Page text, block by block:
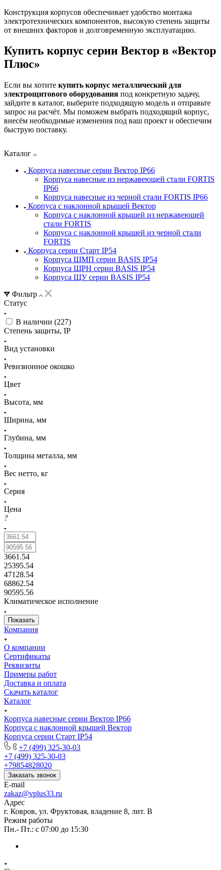
Конструкция корпусов обеспечивает удобство монтажа
электротехнических компонентов, высокую степень защиты
от внешних факторов и долговременную эксплуатацию.
Купить корпус серии Вектор в «Вектор
Плюс»
Если вы хотите купить корпус металлический для
электрощитового оборудования под конкретную задачу,
зайдите в каталог, выберите подходящую модель и отправьте
запрос на расчёт. Мы поможем выбрать подходящий корпус,
внесём необходимые изменения под ваш проект и обеспечим
быструю поставку.
Каталог
Корпуса навесные серии Вектор IP66
Корпуса навесные из нержавеющей стали FORTIS
IP66
Корпуса навесные из черной стали FORTIS IP66
Корпуса с наклонной крышей Вектор
Корпуса с наклонной крышей из нержавеющей
стали FORTIS
Корпуса с наклонной крышей из черной стали
FORTIS
Корпуса серии Старт IP54
Корпуса ЩМП серии BASIS IP54
Корпуса ЩРН серии BASIS IP54
Корпуса ЩУ серии BASIS IP54
Фильтр
Статус
В наличии (227)
Степень защиты, IP
Вид установки
Ревизионное окошко
Цвет
Высота, мм
Ширина, мм
Глубина, мм
Толщина металла, мм
Вес нетто, кг
Серия
Цена
?
3661.54
25395.54
47128.54
68862.54
90595.56
Климатическое исполнение
Компания
О компании
Сертификаты
Реквизиты
Примеры работ
Доставка и оплата
Скачать каталог
Каталог
Корпуса навесные серии Вектор IP66
Корпуса с наклонной крышей Вектор
Корпуса серии Старт IP54
+7 (499) 325-30-03
+7 (499) 325-30-03
+79854828020
Заказать звонок
E-mail
zakaz@vplus33.ru
Адрес
г. Ковров, ул. Фруктовая, владение 8, лит. В
Режим работы
Пн.- Пт.: с 07:00 до 15:30